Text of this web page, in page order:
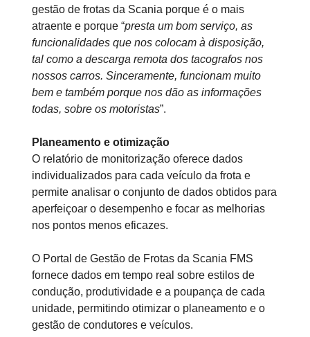
gestão de frotas da Scania porque é o mais
atraente e porque “presta um bom serviço, as
funcionalidades que nos colocam à disposição,
tal como a descarga remota dos tacografos nos
nossos carros. Sinceramente, funcionam muito
bem e também porque nos dão as informações
todas, sobre os motoristas”.
Planeamento e otimização
O relatório de monitorização oferece dados
individualizados para cada veículo da frota e
permite analisar o conjunto de dados obtidos para
aperfeiçoar o desempenho e focar as melhorias
nos pontos menos eficazes.
O Portal de Gestão de Frotas da Scania FMS
fornece dados em tempo real sobre estilos de
condução, produtividade e a poupança de cada
unidade, permitindo otimizar o planeamento e o
gestão de condutores e veículos.